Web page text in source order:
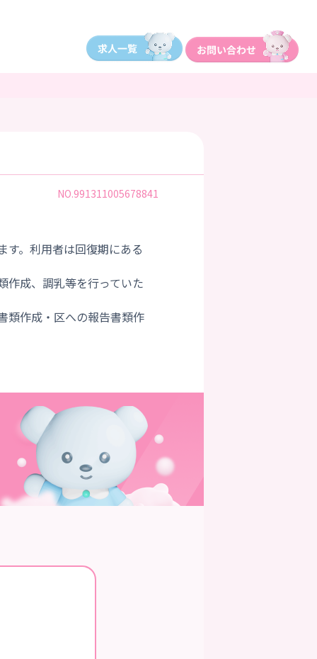
NO.991311005678841
。利用者は回復期にある
成、調乳等を行っていた
類作成・区への報告書類作